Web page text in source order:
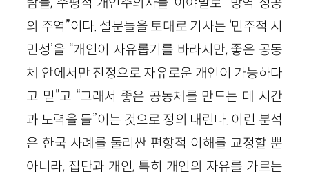
의 주역”이다. 설문들을 토대로 기사는 ‘민주적 시
민성’을 “개인이 자유롭기를 바라지만, 좋은 공동
체 안에서만 진정으로 자유로운 개인이 가능하다
고 믿”고 “그래서 좋은 공동체를 만드는 데 시간
과 노력을 들”이는 것으로 정의 내린다. 이런 분석
은 한국 사례를 둘러싼 편향적 이해를 교정할 뿐
아니라, 집단과 개인, 특히 개인의 자유를 가르는